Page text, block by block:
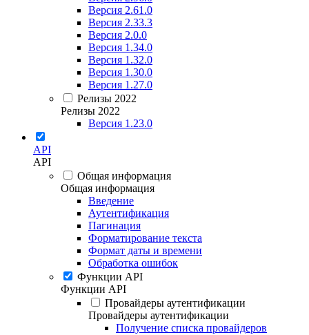
Версия 2.61.0
Версия 2.33.3
Версия 2.0.0
Версия 1.34.0
Версия 1.32.0
Версия 1.30.0
Версия 1.27.0
Релизы 2022
Релизы 2022
Версия 1.23.0
API
API
Общая информация
Общая информация
Введение
Аутентификация
Пагинация
Форматирование текста
Формат даты и времени
Обработка ошибок
Функции API
Функции API
Провайдеры аутентификации
Провайдеры аутентификации
Получение списка провайдеров